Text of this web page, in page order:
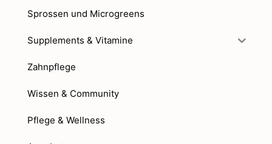
Sprossen und Microgreens
Supplements & Vitamine
Zahnpflege
Wissen & Community
Pflege & Wellness